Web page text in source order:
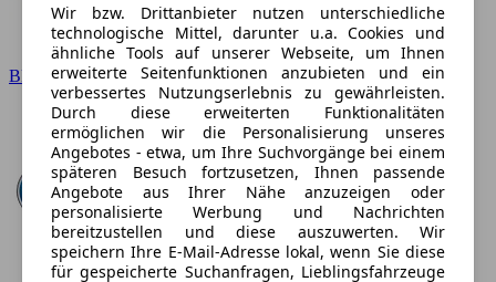
BMW
Wir bzw. Drittanbieter nutzen unterschiedliche
technologische Mittel, darunter u.a. Cookies und
ähnliche Tools auf unserer Webseite, um Ihnen
erweiterte Seitenfunktionen anzubieten und ein
verbessertes Nutzungserlebnis zu gewährleisten.
Durch diese erweiterten Funktionalitäten
ermöglichen wir die Personalisierung unseres
Angebotes - etwa, um Ihre Suchvorgänge bei einem
späteren Besuch fortzusetzen, Ihnen passende
Angebote aus Ihrer Nähe anzuzeigen oder
personalisierte Werbung und Nachrichten
bereitzustellen und diese auszuwerten. Wir
speichern Ihre E-Mail-Adresse lokal, wenn Sie diese
für gespeicherte Suchanfragen, Lieblingsfahrzeuge